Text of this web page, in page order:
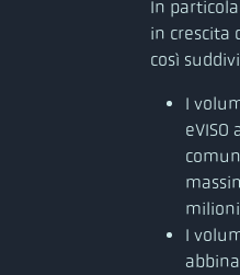
In
in crescita
così
I
I